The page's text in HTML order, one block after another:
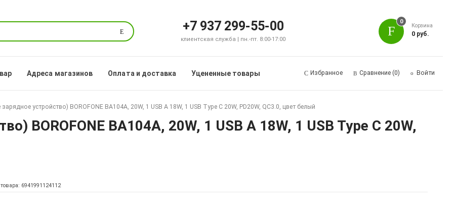
Поиск +7 937 299-55-00
клиентская служба | пн.-пт. 8:00-17:00
0
Корзина
0 руб.
Адреса магазинов Оплата и доставка Уцененные товары Избранное Сравнение (0) Войти
устройство) BOROFONE BA104A, 20W, 1 USB A 18W, 1 USB Type C 20W, PD20W, QC3.0, цвет белый
BOROFONE BA104A, 20W, 1 USB A 18W, 1 USB Type C 20W,
товара: 6941991124112